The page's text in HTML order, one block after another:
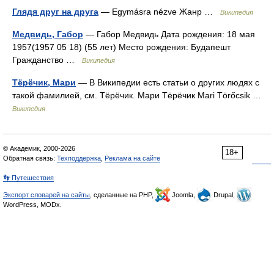
Глядя друг на друга — Egymásra nézve Жанр … Википедия
Медвидь, Габор — Габор Медвидь Дата рождения: 18 мая
1957(1957 05 18) (55 лет) Место рождения: Будапешт
Гражданство …
Википедия
Тёрёчик, Мари — В Википедии есть статьи о других людях с
такой фамилией, см. Тёрёчик. Мари Тёрёчик Mari Törőcsik …
Википедия
18+
© Академик, 2000-2026
Обратная связь: Техподдержка Реклама на сайте
👣 Путешествия
Экспорт словарей на сайты , сделанные на PHP, Joomla,
Drupal,
WordPress, MODx.